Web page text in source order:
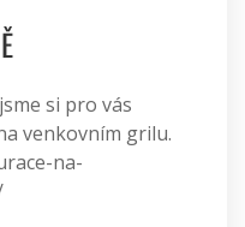
si pro vás
venkovním grilu.
na-